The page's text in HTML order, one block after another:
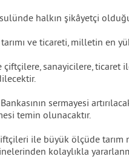
halkın şikâyetçi
ve ticareti, milletin en
çiftçilere, sanayicilere, ticaret
sermayesi
temin olunacaktır.
ile büyük ölçüde
kolaylıkla